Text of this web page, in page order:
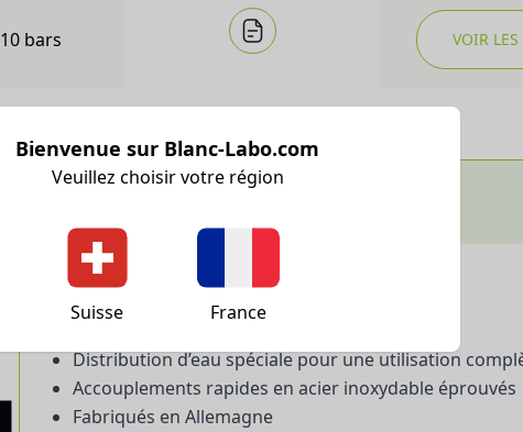
Bienvenue sur Blanc-Labo.com
Veuillez choisir votre région
Suisse France
10 bars VOIR LES
Déioniseurs en acier inoxydable 1.4571
Distribution d’eau spéciale pour une utilisation
Accouplements rapides en acier inoxydable éprouvés
Fabriqués en Allemagne